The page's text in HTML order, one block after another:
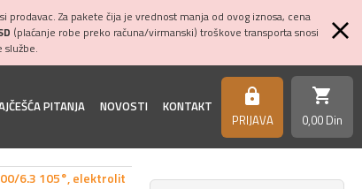
Za pakete čija je vrednost manja od ovog iznosa, cena
(plaćanje robe preko računa/virmanski) troškove transporta snosi
službe.
PITANJA NOVOSTI KONTAKT https
PRIJAVA
shopping_cart
0,00 Din
6.3 105°, elektrolit